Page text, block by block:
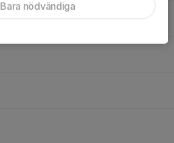
Bara nödvändiga